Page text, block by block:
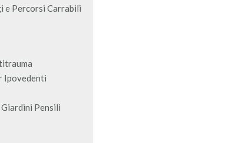
e Percorsi Carrabili
Ipovedenti
Pensili